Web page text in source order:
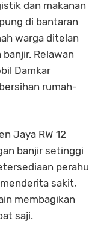
dan makanan
di bantaran
warga ditelan
Relawan
Damkar
rumah-
Jaya RW 12
banjir setinggi
perahu
sakit,
membagikan
saji.